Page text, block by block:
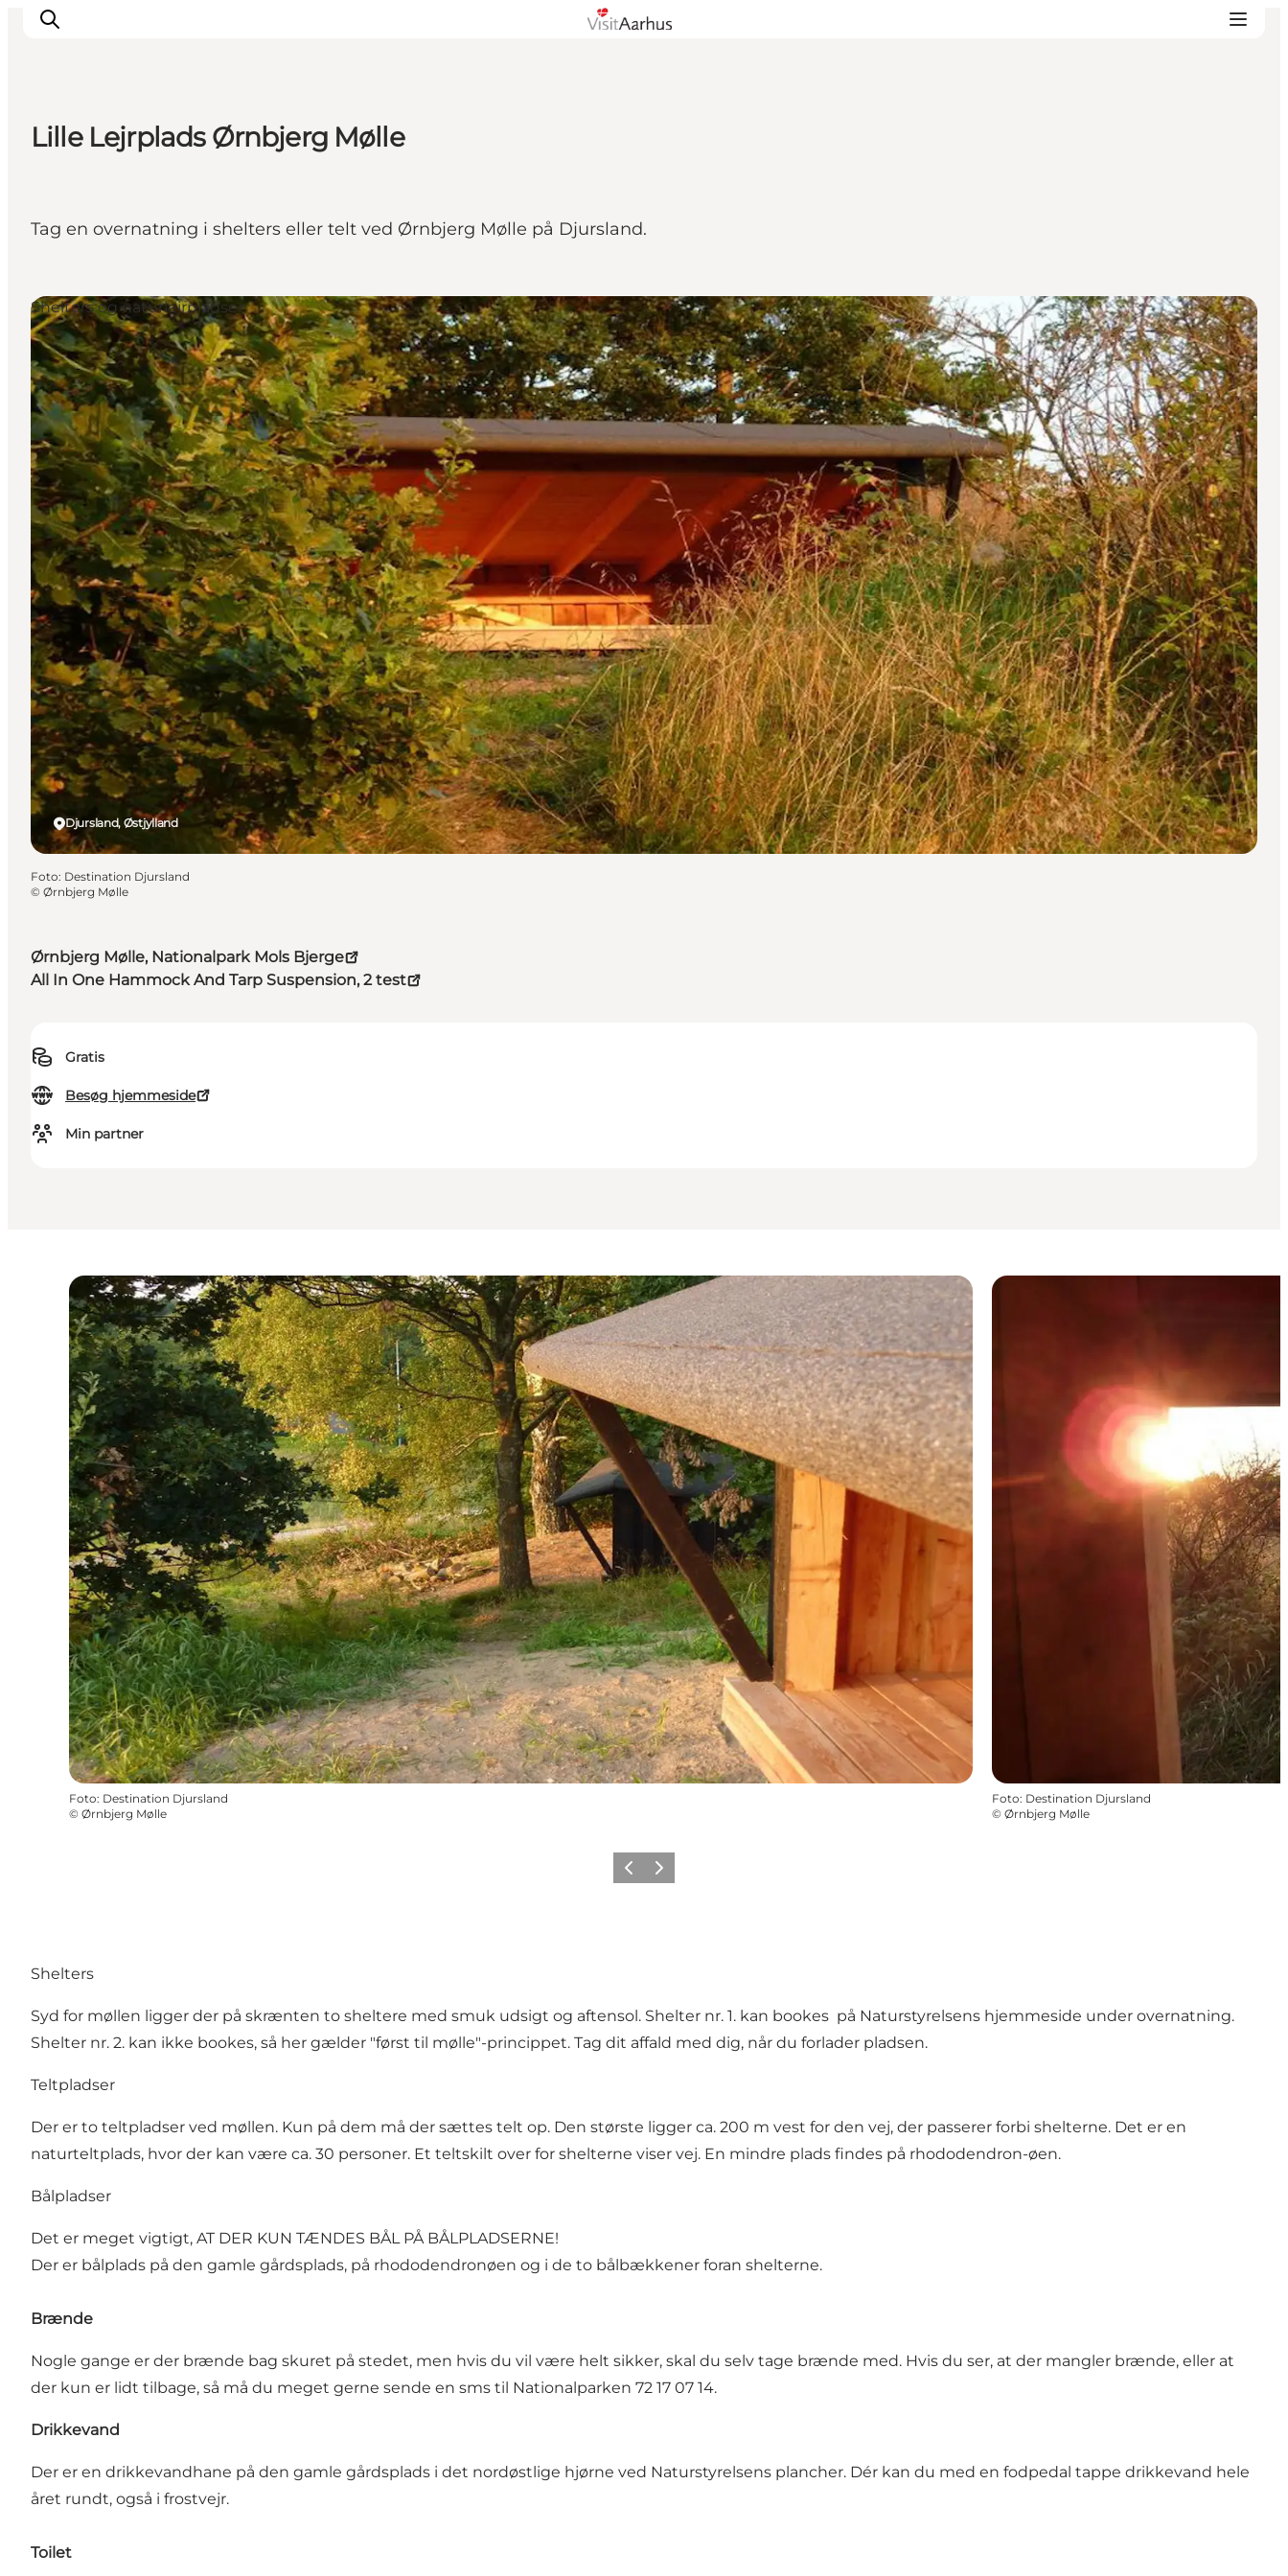
Byer og steder
Planlæg ferien
Lille Lejrplads Ørnbjerg Mølle
Tag en overnatning i shelters eller telt ved Ørnbjerg Mølle på Djursland.
Ørnbjerg Mølle, Nationalpark Mols Bjerge
All In One Hammock And Tarp Suspension, 2 test
Gratis
Besøg hjemmeside
Min partner
Djursland, Østjylland
Shelters og naturlejrpladser
Foto: Destination Djursland
© Ørnbjerg Mølle
Foto: Destination Djursland
© Ørnbjerg Mølle
Foto: Destination Djursland
© Ørnbjerg Mølle
ForrigeNæste
Shelters
Syd for møllen ligger der på skrænten to sheltere med smuk udsigt og aftensol. Shelter nr. 1. kan bookes på Naturstyrelsens hjemmeside under overnatning.
Shelter nr. 2. kan ikke bookes, så her gælder "først til mølle"-princippet. Tag dit affald med dig, når du forlader pladsen.
Teltpladser
Der er to teltpladser ved møllen. Kun på dem må der sættes telt op. Den største ligger ca. 200 m vest for den vej, der passerer forbi shelterne. Det er en
naturteltplads, hvor der kan være ca. 30 personer. Et teltskilt over for shelterne viser vej. En mindre plads findes på rhododendron-øen.
Bålpladser
Det er meget vigtigt, AT DER KUN TÆNDES BÅL PÅ BÅLPLADSERNE!
Der er bålplads på den gamle gårdsplads, på rhododendronøen og i de to bålbækkener foran shelterne.
Brænde
Nogle gange er der brænde bag skuret på stedet, men hvis du vil være helt sikker, skal du selv tage brænde med. Hvis du ser, at der mangler brænde, eller at
der kun er lidt tilbage, så må du meget gerne sende en sms til Nationalparken 72 17 07 14.
Drikkevand
Der er en drikkevandhane på den gamle gårdsplads i det nordøstlige hjørne ved Naturstyrelsens plancher. Dér kan du med en fodpedal tappe drikkevand hele
året rundt, også i frostvejr.
Toilet